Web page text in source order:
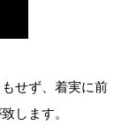
せず、着実に前
します。